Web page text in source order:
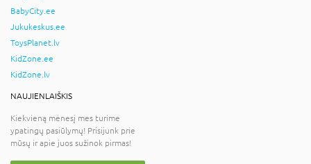
BabyCity.ee
Jukukeskus.ee
ToysPlanet.lv
KidZone.ee
KidZone.lv
NAUJIENLAIŠKIS
Kiekvieną mėnesį mes turime
ypatingų pasiūlymų! Prisijunk prie
mūsų ir apie juos sužinok pirmas!